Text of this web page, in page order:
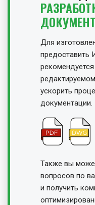
Для
предоставить
ускорить
документации.
Также вы
вопросов по
и получить